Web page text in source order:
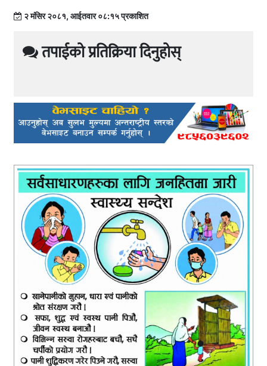
२ मंसिर २०८१, आईतवार ०८:१५ प्रकाशित
तपाईको प्रतिक्रिया दिनुहोस्